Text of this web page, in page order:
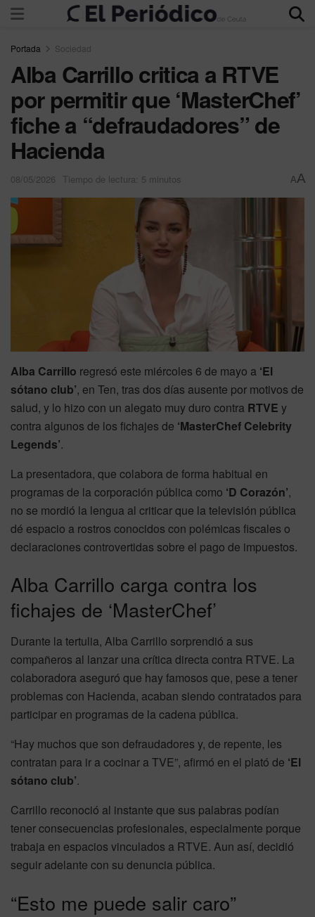
Portada Sociedad
Alba Carrillo critica a RTVE
por permitir que ‘MasterChef’
fiche a “defraudadores” de
Hacienda
08/05/2026 Tiempo de lectura: 5 minutos AA
Alba Carrillo regresó este miércoles 6 de mayo a ‘El
sótano club’, en Ten, tras dos días ausente por motivos de
salud, y lo hizo con un alegato muy duro contra RTVE y
contra algunos de los fichajes de ‘MasterChef Celebrity
Legends’.
La presentadora, que colabora de forma habitual en
programas de la corporación pública como ‘D Corazón’,
no se mordió la lengua al criticar que la televisión pública
dé espacio a rostros conocidos con polémicas fiscales o
declaraciones controvertidas sobre el pago de impuestos.
Alba Carrillo carga contra los
fichajes de ‘MasterChef’
Durante la tertulia, Alba Carrillo sorprendió a sus
compañeros al lanzar una crítica directa contra RTVE. La
colaboradora aseguró que hay famosos que, pese a tener
problemas con Hacienda, acaban siendo contratados para
participar en programas de la cadena pública.
“Hay muchos que son defraudadores y, de repente, les
contratan para ir a cocinar a TVE”, afirmó en el plató de ‘El
sótano club’.
Carrillo reconoció al instante que sus palabras podían
tener consecuencias profesionales, especialmente porque
trabaja en espacios vinculados a RTVE. Aun así, decidió
seguir adelante con su denuncia pública.
“Esto me puede salir caro”